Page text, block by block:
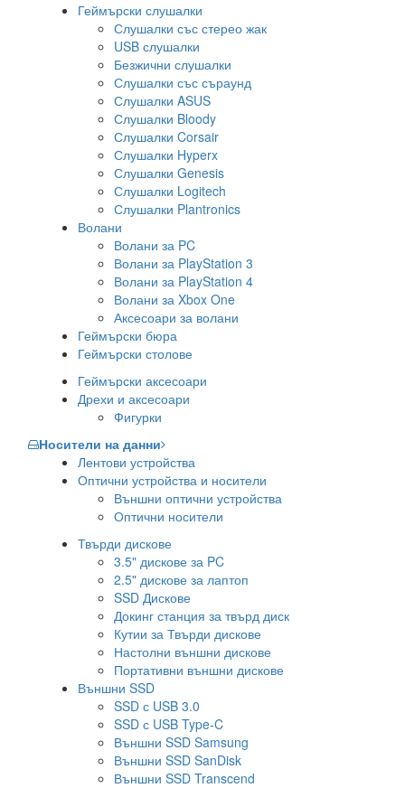
Геймърски слушалки
Слушалки със стерео жак
USB слушалки
Безжични слушалки
Слушалки със съраунд
Слушалки ASUS
Слушалки Bloody
Слушалки Corsair
Слушалки Hyperx
Слушалки Genesis
Слушалки Logitech
Слушалки Plantronics
Волани
Волани за PC
Волани за PlayStation 3
Волани за PlayStation 4
Волани за Xbox One
Аксесоари за волани
Геймърски бюра
Геймърски столове
Геймърски аксесоари
Дрехи и аксесоари
Фигурки
Носители на данни
Лентови устройства
Оптични устройства и носители
Външни оптични устройства
Оптични носители
Твърди дискове
3.5" дискове за PC
2.5" дискове за лаптоп
SSD Дискове
Докинг станция за твърд диск
Кутии за Твърди дискове
Настолни външни дискове
Портативни външни дискове
Външни SSD
SSD с USB 3.0
SSD с USB Type-C
Външни SSD Samsung
Външни SSD SanDisk
Външни SSD Transcend